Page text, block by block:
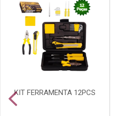
KIT FERRAMENTA 12PCS